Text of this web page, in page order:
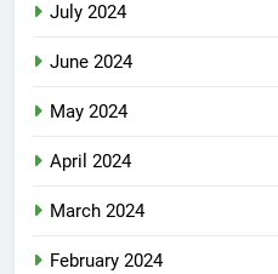
July 2024
June 2024
May 2024
April 2024
March 2024
February 2024